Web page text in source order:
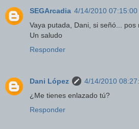
SEGArcadia 4/14/2010 07:15:00
Vaya putada, Dani, si señó... pos
Un saludo
Responder
Dani López
4/14/2010
¿Me tienes enlazado tú?
Responder